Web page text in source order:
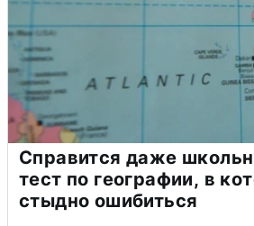
Справится даже
тест по географии, в
стыдно ошибиться